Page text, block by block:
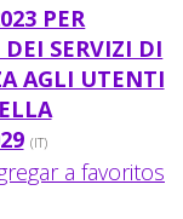
PER
SERVIZI DI
AGLI UTENTI
(IT)